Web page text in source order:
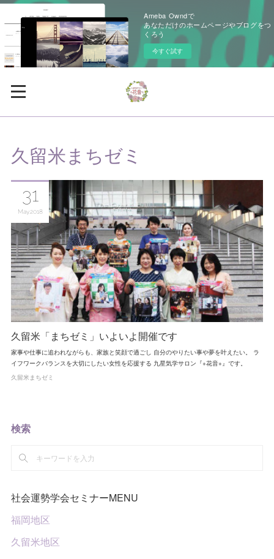
Ameba Owndで
あなただけのホームページやブログをつ
くろう
今すぐ試す
久留米まちゼミ
久留米「まちゼミ」いよいよ開催です
家事や仕事に追われながらも、家族と笑顔で過ごし 自分のやりたい事や夢を叶えたい。 ラ
イフワークバランスを大切にしたい女性を応援する 九星気学サロン『+花音+』です。
31
May 2018
久留米まちゼミ
検索
社会運勢学会セミナーMENU
福岡地区
久留米地区